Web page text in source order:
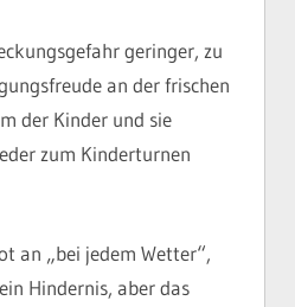
geringer, zu
an der frischen
der Kinder und sie
zum Kinderturnen
an „bei jedem Wetter“,
Hindernis, aber das